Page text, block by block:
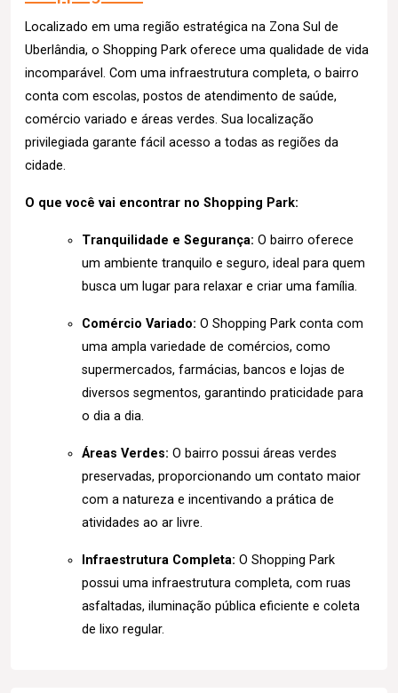
Localizado em uma região estratégica na Zona Sul de
Uberlândia, o Shopping Park oferece uma qualidade de vida
incomparável. Com uma infraestrutura completa, o bairro
conta com escolas, postos de atendimento de saúde,
comércio variado e áreas verdes. Sua localização
privilegiada garante fácil acesso a todas as regiões da
cidade.
O que você vai encontrar no Shopping Park:
Tranquilidade e Segurança: O bairro oferece
um ambiente tranquilo e seguro, ideal para quem
busca um lugar para relaxar e criar uma família.
Comércio Variado: O Shopping Park conta com
uma ampla variedade de comércios, como
supermercados, farmácias, bancos e lojas de
diversos segmentos, garantindo praticidade para
o dia a dia.
Áreas Verdes: O bairro possui áreas verdes
preservadas, proporcionando um contato maior
com a natureza e incentivando a prática de
atividades ao ar livre.
Infraestrutura Completa: O Shopping Park
possui uma infraestrutura completa, com ruas
asfaltadas, iluminação pública eficiente e coleta
de lixo regular.